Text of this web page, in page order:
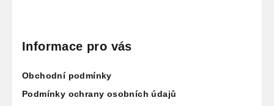
Informace pro vás
Obchodní podmínky
Podmínky ochrany osobních údajů